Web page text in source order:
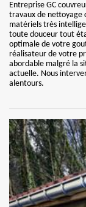
Entreprise GC
travaux de nettoyage
matériels très
toute douceur tout
optimale de votre
réalisateur de votre
abordable malgré la
actuelle. Nous
alentours.